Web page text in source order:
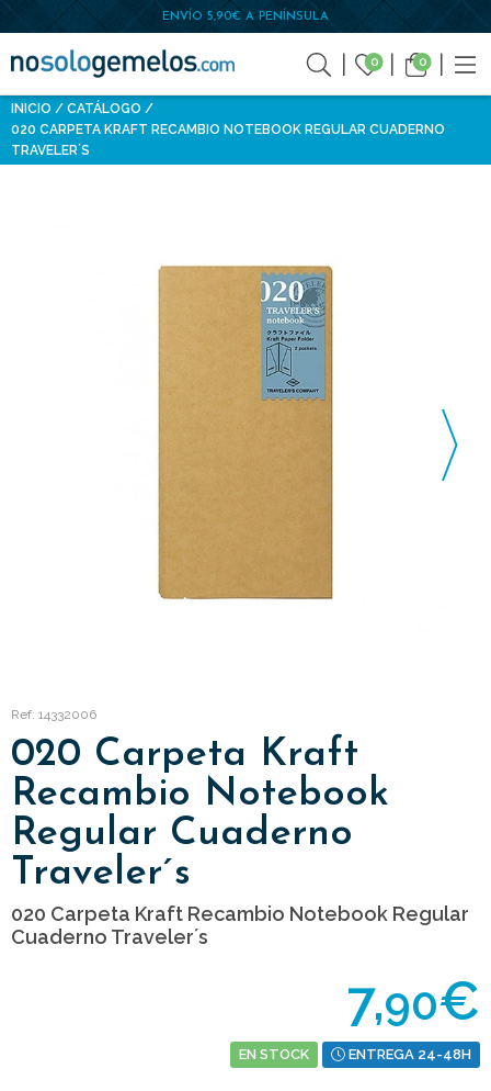
ENVÍO 5,90€ A PENÍNSULA
0 0
INICIO
CATÁLOGO
020 CARPETA KRAFT RECAMBIO NOTEBOOK REGULAR CUADERNO
TRAVELER´S
Ref: 14332006
020 Carpeta Kraft
Recambio Notebook
Regular Cuaderno
Traveler´s
020 Carpeta Kraft Recambio Notebook Regular
Cuaderno Traveler´s
7,90€
EN STOCK ENTREGA 24-48H